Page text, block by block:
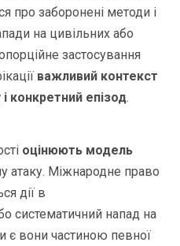
про заборонені методи і
на цивільних або
застосування
важливий контекст
конкретний епізод.
оцінюють модель
атаку. Міжнародне право
дії в
систематичний напад на
є вони частиною певної